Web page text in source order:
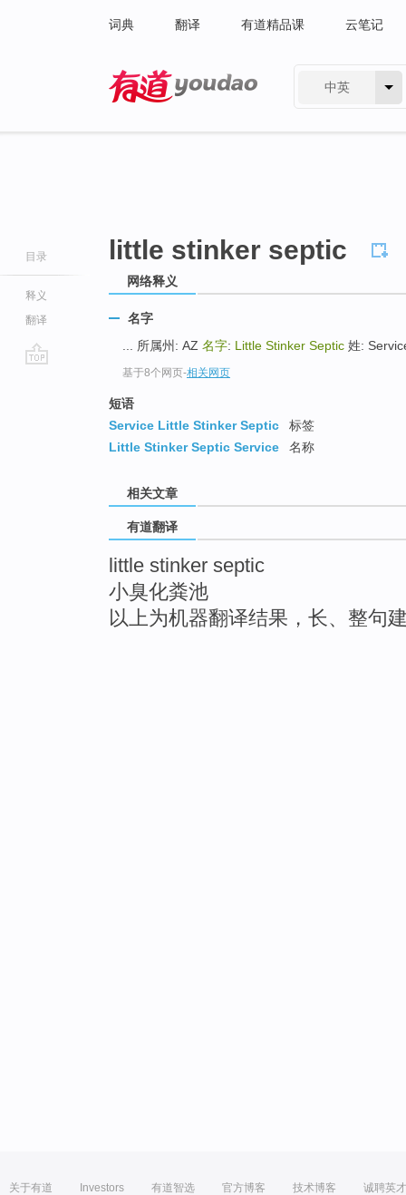
词典 翻译 有道精品课 云笔记
中英
目录
释义
翻译
little stinker septic
网络释义
名字
... 所属州: AZ 名字: Little Stinker Septic 姓:
基于8个网页-相关网页
短语
Service Little Stinker Septic
标签
Little Stinker Septic Service
名称
相关文章
有道翻译
little stinker septic
小臭化粪池
以上为机器翻译结果，长、整句
关于有道 Investors 有道智选 官方博客 技术博客 诚聘英才